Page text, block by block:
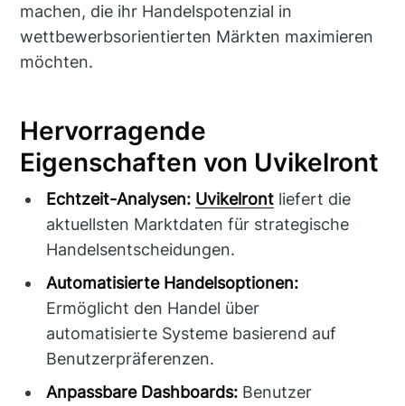
machen, die ihr Handelspotenzial in
wettbewerbsorientierten Märkten maximieren
möchten.
Hervorragende
Eigenschaften von Uvikelront
Echtzeit-Analysen: Uvikelront liefert die
aktuellsten Marktdaten für strategische
Handelsentscheidungen.
Automatisierte Handelsoptionen:
Ermöglicht den Handel über
automatisierte Systeme basierend auf
Benutzerpräferenzen.
Anpassbare Dashboards: Benutzer